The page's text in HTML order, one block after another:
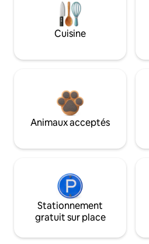
Cuisine
Animaux acceptés
Stationnement
gratuit sur place